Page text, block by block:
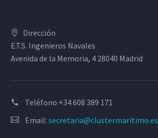
Dirección
E.T.S. Ingenieros Navales
Avenida de la Memoria, 4 28040 Madrid
Teléfono +34 608 389 171
Email: secretaria@clustermaritimo.es